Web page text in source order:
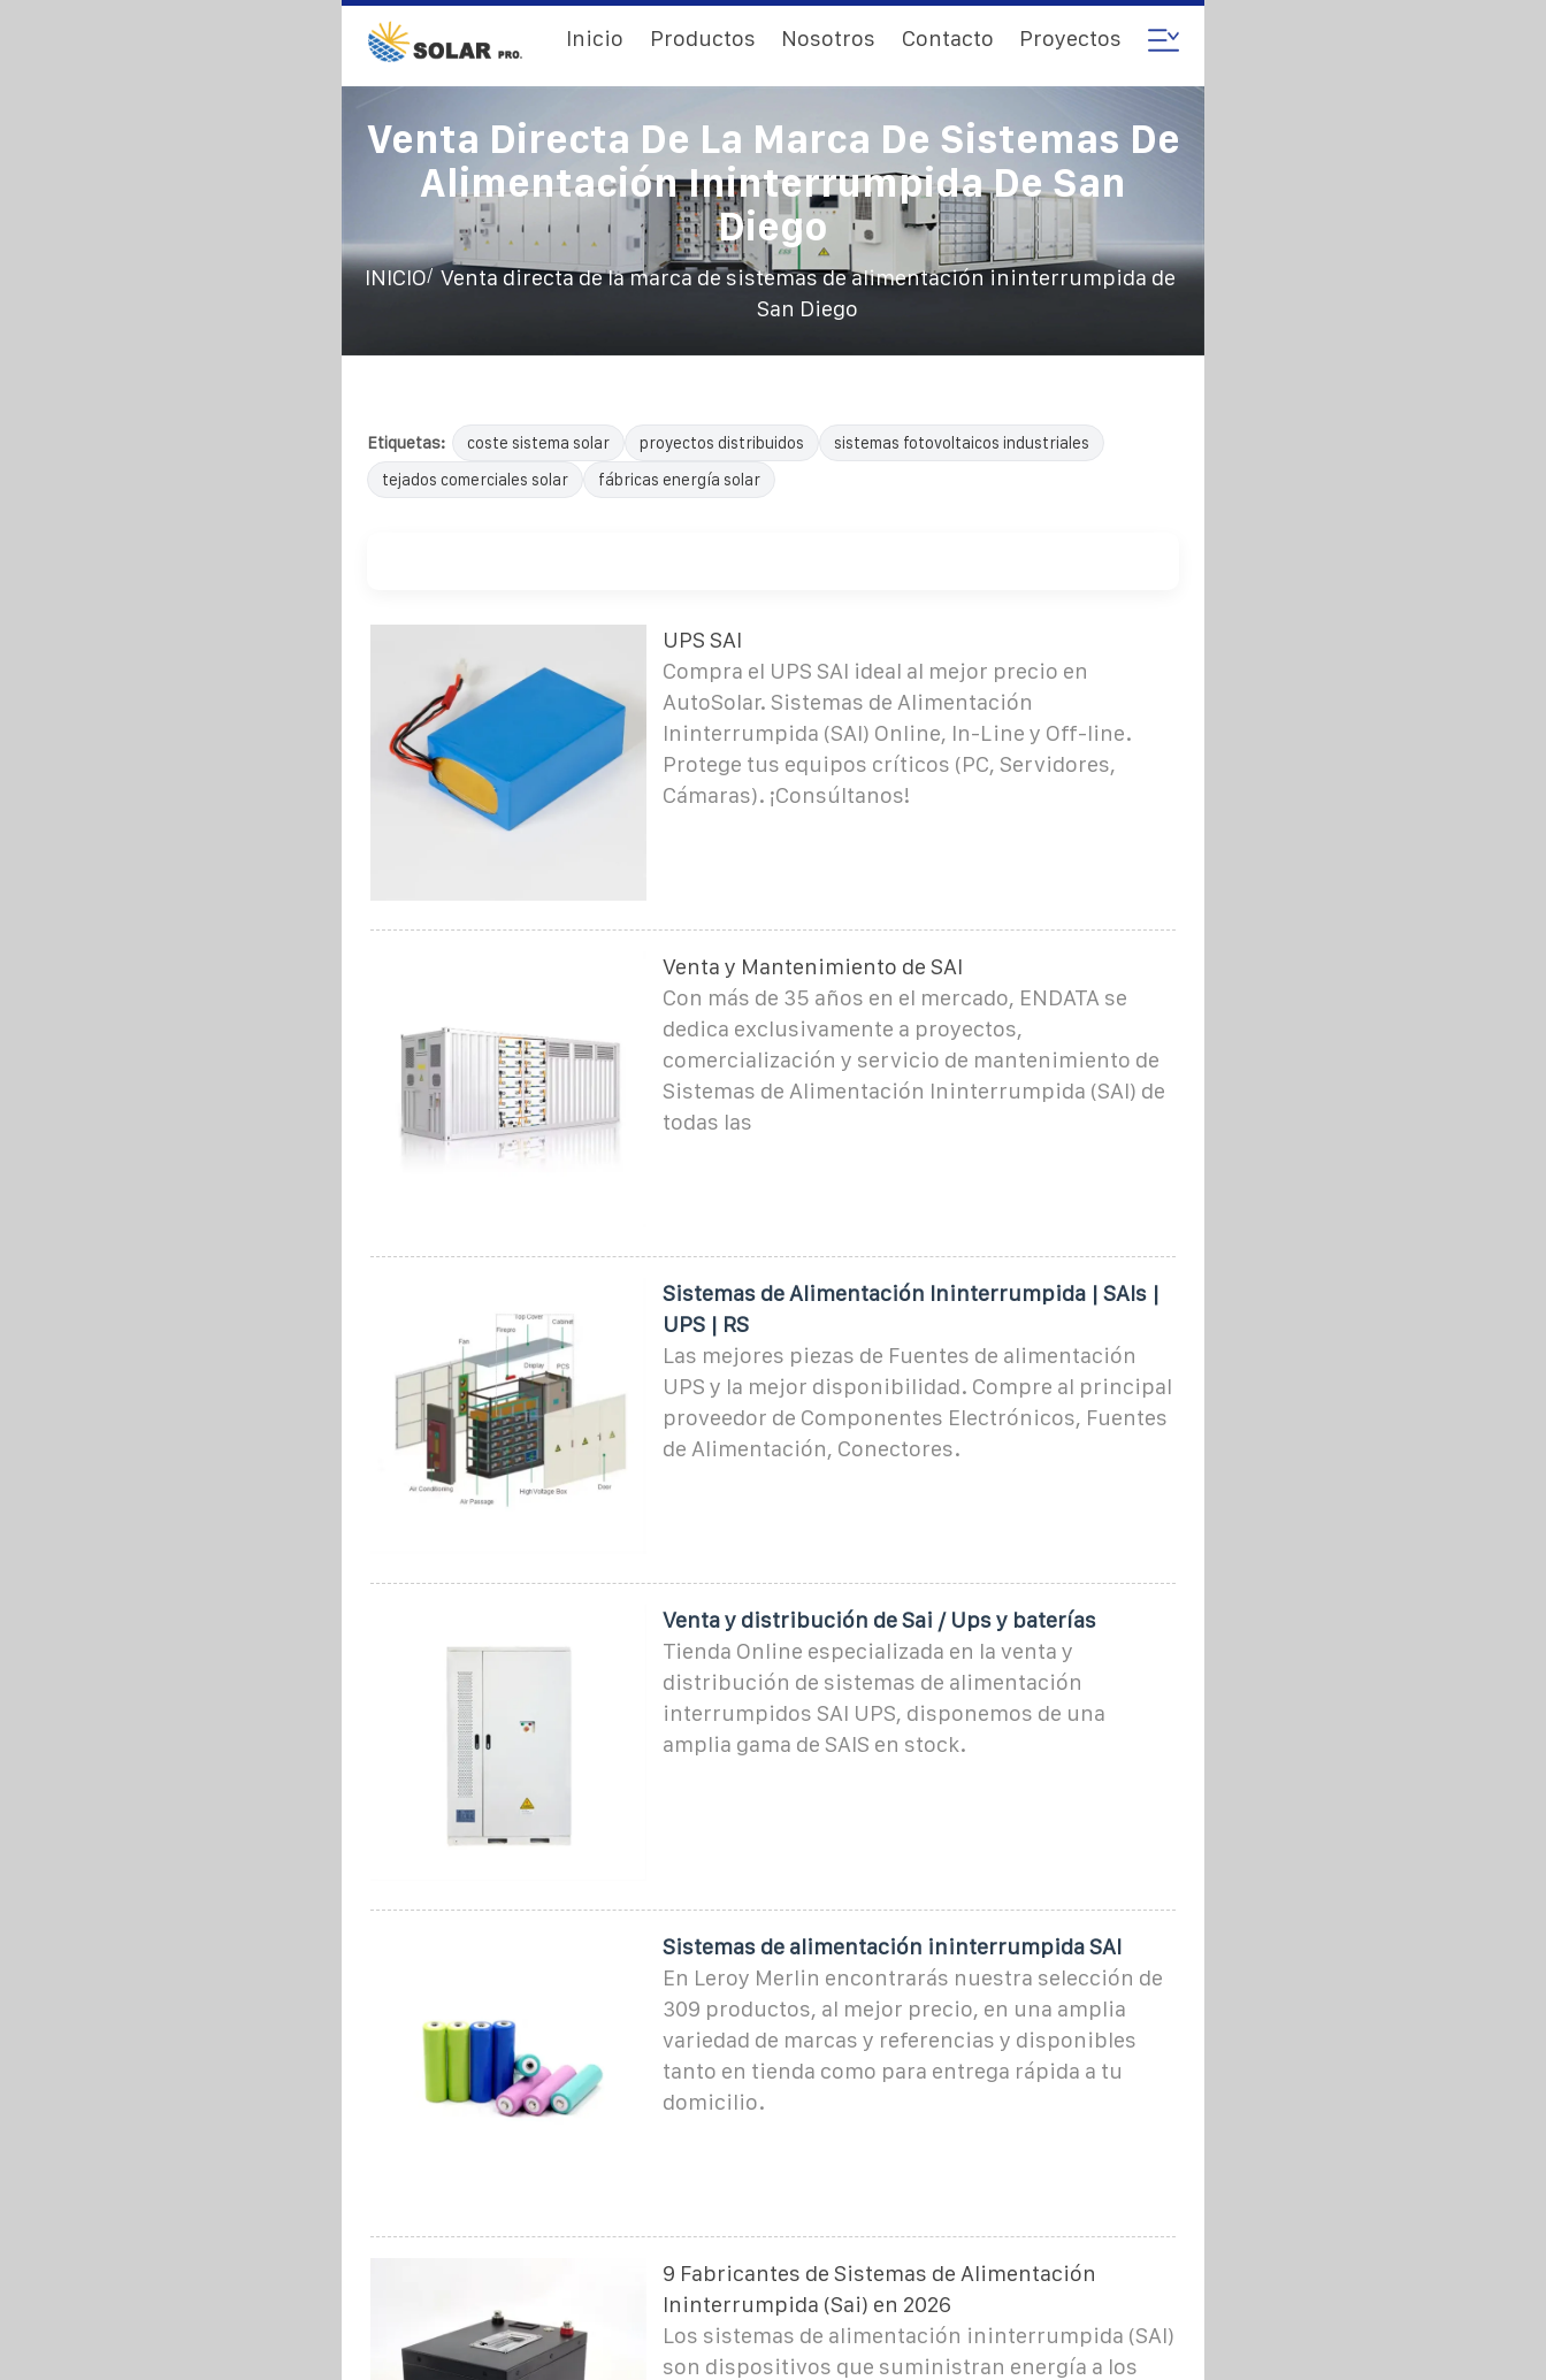
Inicio Productos Nosotros Contacto Proyectos
Venta Directa De La Marca De Sistemas De
Alimentación Ininterrumpida De San
Diego
INICIO/ Venta directa de la marca de sistemas de alimentación ininterrumpida de
San Diego
Etiquetas: coste sistema solar proyectos distribuidos
sistemas fotovoltaicos industriales
tejados comerciales solar
fábricas energía solar
UPS SAI
Compra el UPS SAI ideal al mejor precio en
AutoSolar. Sistemas de Alimentación
Ininterrumpida (SAI) Online, In-Line y Off-line.
Protege tus equipos críticos (PC, Servidores,
Cámaras). ¡Consúltanos!
Venta y Mantenimiento de SAI
Con más de 35 años en el mercado, ENDATA se
dedica exclusivamente a proyectos,
comercialización y servicio de mantenimiento de
Sistemas de Alimentación Ininterrumpida (SAI) de
todas las
Sistemas de Alimentación Ininterrumpida | SAIs |
UPS | RS
Las mejores piezas de Fuentes de alimentación
UPS y la mejor disponibilidad. Compre al principal
proveedor de Componentes Electrónicos, Fuentes
de Alimentación, Conectores.
Venta y distribución de Sai / Ups y baterías
Tienda Online especializada en la venta y
distribución de sistemas de alimentación
interrumpidos SAI UPS, disponemos de una
amplia gama de SAIS en stock.
Sistemas de alimentación ininterrumpida SAI
En Leroy Merlin encontrarás nuestra selección de
309 productos, al mejor precio, en una amplia
variedad de marcas y referencias y disponibles
tanto en tienda como para entrega rápida a tu
domicilio.
9 Fabricantes de Sistemas de Alimentación
Ininterrumpida (Sai) en 2026
Los sistemas de alimentación ininterrumpida (SAI)
son dispositivos que suministran energía a los